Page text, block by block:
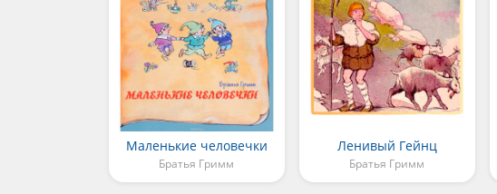
Маленькие человечки
Братья Гримм
Ленивый Гейнц
Братья Гримм